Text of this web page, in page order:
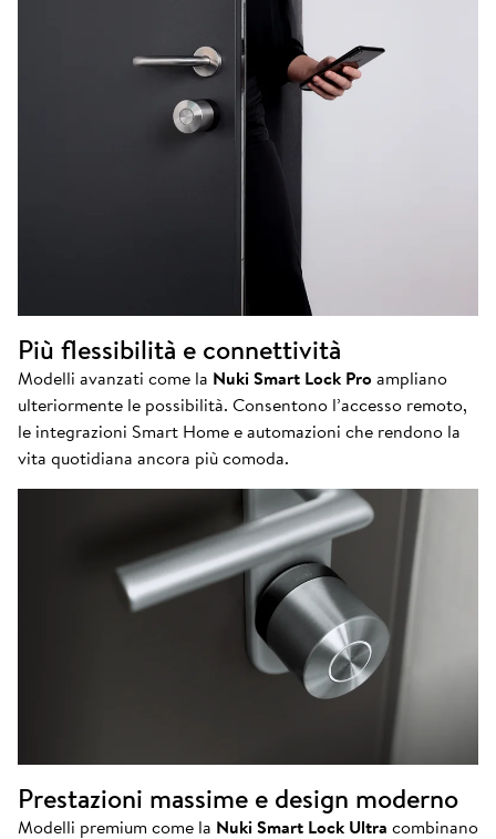
Più flessibilità e connettività
Modelli avanzati come la Nuki Smart Lock Proampliano
ulteriormente le possibilità. Consentono l’accesso remoto,
le integrazioni Smart Home e automazioni che rendono la
vita quotidiana ancora più comoda.
Prestazioni massime e design moderno
Modelli premium come la Nuki Smart Lock Ultra combinano